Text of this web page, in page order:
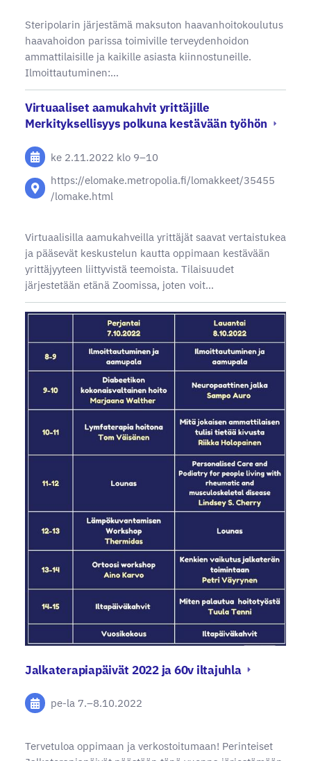
Steripolarin järjestämä maksuton haavanhoitokoulutus
haavahoidon parissa toimiville terveydenhoidon
ammattilaisille ja kaikille asiasta kiinnostuneille.
Ilmoittautuminen:…
Virtuaaliset aamukahvit yrittäjille
Merkityksellisyys polkuna kestävään työhön
ke 2.11.2022 klo 9–10
https://elomake.metropolia.fi/lomakkeet/35455
/lomake.html
Virtuaalisilla aamukahveilla yrittäjät saavat vertaistukea
ja pääsevät keskustelun kautta oppimaan kestävään
yrittäjyyteen liittyvistä teemoista. Tilaisuudet
järjestetään etänä Zoomissa, joten voit…
Jalkaterapiapäivät 2022 ja 60v iltajuhla
pe-la 7.–8.10.2022
Tervetuloa oppimaan ja verkostoitumaan! Perinteiset